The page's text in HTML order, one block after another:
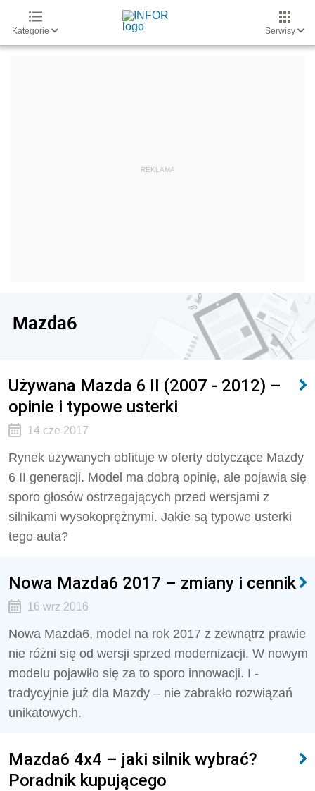
Kategorie Serwisy
Mazda6
Używana Mazda 6 II (2007 - 2012) –
opinie i typowe usterki
14 cze 2017
Rynek używanych obfituje w oferty dotyczące Mazdy
6 II generacji. Model ma dobrą opinię, ale pojawia się
sporo głosów ostrzegających przed wersjami z
silnikami wysokoprężnymi. Jakie są typowe usterki
tego auta?
Nowa Mazda6 2017 – zmiany i cennik
16 wrz 2016
Nowa Mazda6, model na rok 2017 z zewnątrz prawie
nie różni się od wersji sprzed modernizacji. W nowym
modelu pojawiło się za to sporo innowacji. I -
tradycyjnie już dla Mazdy – nie zabrakło rozwiązań
unikatowych.
Mazda6 4x4 – jaki silnik wybrać?
Poradnik kupującego